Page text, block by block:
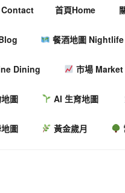
Contact 首頁Home
餐酒地圖 Nightlife
Dining 市場 Market
圖 AI 生育地圖
圖 黃金歲月